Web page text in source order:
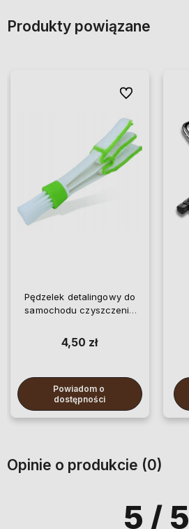
Produkty powiązane
Pędzelek detalingowy do
samochodu czyszczenia
4,50 zł
Powiadom o
dostępności
Do ulubionych
Opinie o produkcie (0)
5 / 5